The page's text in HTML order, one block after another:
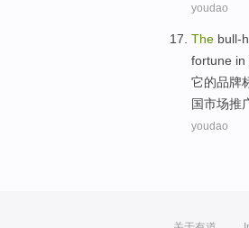
youdao
The bull-
fortune in
它的品牌
国市场推
youdao